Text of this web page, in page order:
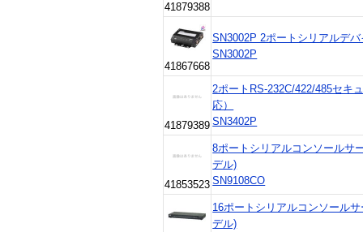
41879388
41867668
SN3002P 2ポートシリアルデ
SN3002P
41879389
2ポートRS-232C/422/485セキ
応）
SN3402P
41853523
8ポートシリアルコンソールサ
デル)
SN9108CO
16ポートシリアルコンソール
デル)